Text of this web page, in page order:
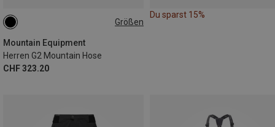
Größen
Mountain Equipment
Herren G2 Mountain Hose
CHF 323.20
S
Du sparst 15%